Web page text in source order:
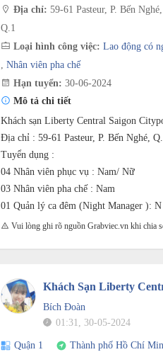
Địa chỉ: 59-61 Pasteur, P. Bến Nghé,
Q.1
Loại hình công việc: Lao động có
, Nhân viên pha chế
Hạn tuyển: 30-06-2024
Mô tả chi tiết
Khách sạn Liberty Central Saigon
Địa chỉ : 59-61 Pasteur, P. Bến Nghé,
Tuyển dụng :
04 Nhân viên phục vụ : Nam/ Nữ
03 Nhân viên pha chế : Nam
01 Quản lý ca đêm (Night Manager ): N
Vui lòng ghi rõ nguồn Grabviec.vn khi chia
Khách Sạn Liberty
Bích Đoàn
01:31, 30-05-2024
Quận 1 Thành phố Hồ Chí